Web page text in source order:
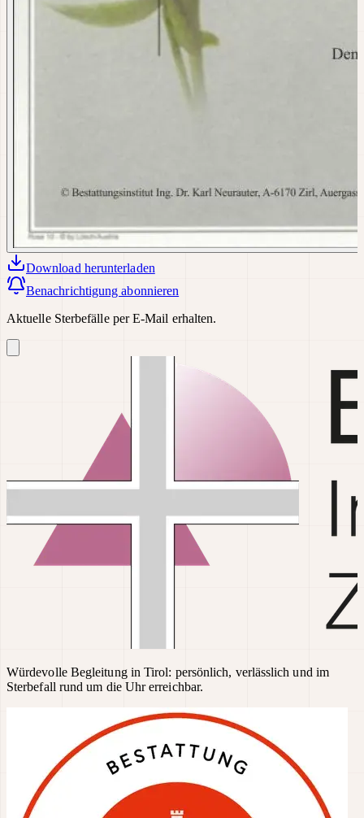
Download herunterladen
Benachrichtigung abonnieren
Aktuelle Sterbefälle per E-Mail erhalten.
Würdevolle Begleitung in Tirol: persönlich, verlässlich und im
Sterbefall rund um die Uhr erreichbar.